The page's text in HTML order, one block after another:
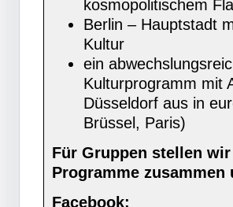
kosmopolitischem
Berlin – Hauptstadt
Kultur
ein
Kulturprogramm mit
Düsseldorf aus in
Brüssel, Paris)
Für Gruppen stellen
Programme zusammen
Facebook: